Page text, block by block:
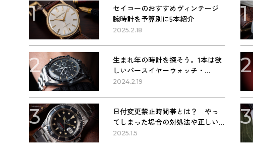
1
セイコーのおすすめヴィンテージ
腕時計を予算別に5本紹介
2025.2.18
2
生まれ年の時計を探そう。1本は欲
しいバースイヤーウォッチ・
1960〜1990年代の名作9本
2024.2.19
3
日付変更禁止時間帯とは？ やっ
てしまった場合の対処法や正しい
方法
2025.1.5
1
2
3